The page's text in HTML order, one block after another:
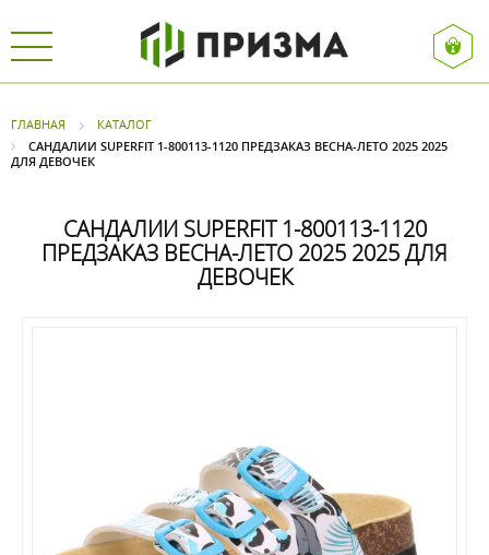
ГЛАВНАЯ
КАТАЛОГ
САНДАЛИИ SUPERFIT 1-800113-1120 ПРЕДЗАКАЗ ВЕСНА-ЛЕТО 2025 2025
ДЛЯ ДЕВОЧЕК
САНДАЛИИ SUPERFIT 1-800113-1120
ПРЕДЗАКАЗ ВЕСНА-ЛЕТО 2025 2025 ДЛЯ
ДЕВОЧЕК